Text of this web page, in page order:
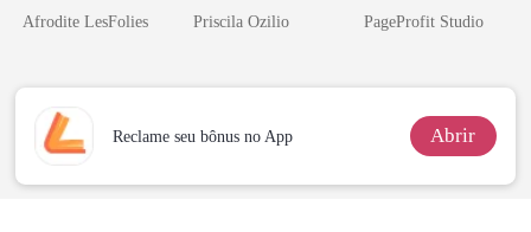
Mia
Afrodite LesFolies
Ele Jurou Odiar
Priscila Ozilio
Agora Intocável
PageProfit Studio
Reclame seu bônus no App Abrir